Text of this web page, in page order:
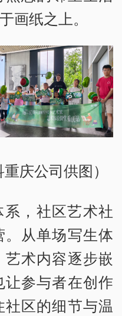
画纸之上。
庆公司供图）
，社区艺术社
从单场写生体
术内容逐步嵌
参与者在创作
区的细节与温